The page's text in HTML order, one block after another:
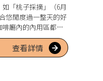
「桃子採摘」（6月
悠閒度過一整天的好
廳內的內用區都能
歡迎。備有免費停車
查看詳情